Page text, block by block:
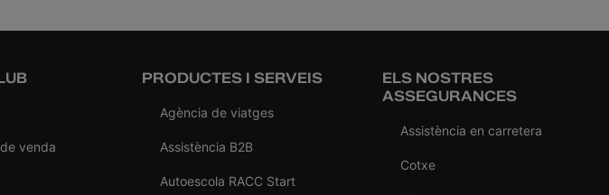
venda
PRODUCTES I SERVEIS
Agència de viatges
Assistència B2B
Autoescola RACC Start
ELS NOSTRES
ASSEGURANCES
Assistència en carretera
Cotxe